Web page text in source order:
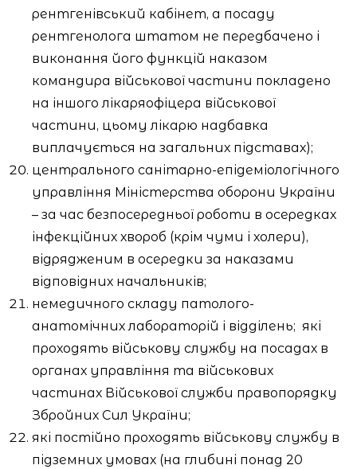
рентгенівський кабінет, а посаду
рентгенолога штатом не передбачено і
виконання його функцій наказом
командира військової частини покладено
на іншого лікаряофіцера військової
частини, цьому лікарю надбавка
виплачується на загальних підставах);
центрального санітарно-епідеміологічного
управління Міністерства оборони України
– за час безпосередньої роботи в осередках
інфекційних хвороб (крім чуми і холери),
відрядженим в осередки за наказами
відповідних начальників;
немедичного складу патолого-
анатомічних лабораторій і відділень; які
проходять військову службу на посадах в
органах управління та військових
частинах Військової служби правопорядку
Збройних Сил України;
які постійно проходять військову службу в
підземних умовах (на глибині понад 20